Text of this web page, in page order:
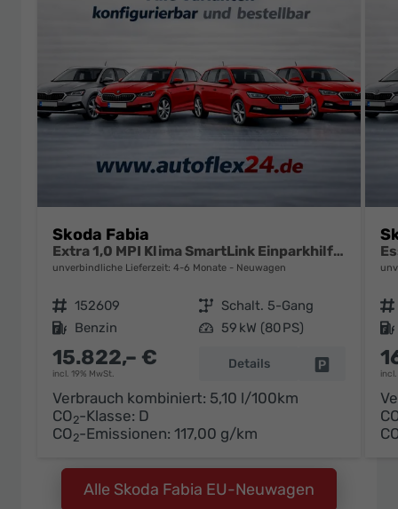
Skoda Fabia
Extra 1,0 MPI Klima SmartLink Einparkhilfe 5J Garantie LED Scheinwerfer Bluetooth
unverbindliche Lieferzeit: 4-6 Monate Neuwagen
Fahrzeugnr. 152609 Getriebe Schalt. 5-Gang
Kraftstoff Benzin Leistung 59 kW (80 PS)
15.822,– €
incl. 19% MwSt.
Details Fahrzeug
Verbrauch kombiniert: 5,10 l/100km
CO2-Klasse: D
CO2-Emissionen: 117,00 g/km
Fahrzeugnr.
Kraftstoff
Alle Skoda Fabia EU-Neuwagen